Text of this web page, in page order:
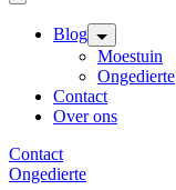
Blog
Moestuin
Ongedierte
Contact
Over ons
Contact
Ongedierte